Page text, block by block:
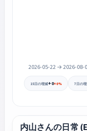
2026-05-22 → 2026-
15日の増減+0+0% 7日の増
内山さんの日常